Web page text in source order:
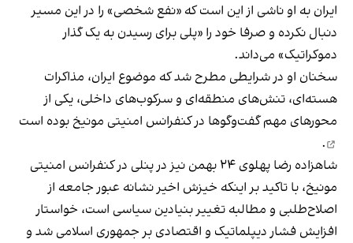
ایران به او ناشی از این است که «نفع شخصی» را در این مسیر
دنبال نکرده و صرفا خود را «پلی برای رسیدن به یک گذار
دموکراتیک» می‌داند.
سخنان او در شرایطی مطرح شد که موضوع ایران، مذاکرات
هسته‌ای، تنش‌های منطقه‌ای و سرکوب‌های داخلی، یکی از
محورهای مهم گفت‌وگوها در کنفرانس امنیتی مونیخ بوده است
.
شاهزاده رضا پهلوی ۲۴ بهمن نیز در پنلی در کنفرانس امنیتی
مونیخ، با تاکید بر اینکه خیزش اخیر نشانه عبور جامعه از
اصلاح‌طلبی و مطالبه تغییر بنیادین سیاسی است، خواستار
افزایش فشار دیپلماتیک و اقتصادی بر جمهوری اسلامی شد و